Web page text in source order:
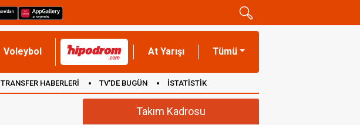
Voleybol At Yarışı Tümü
TRANSFER HABERLERİ TV'DE BUGÜN İSTATİSTİK
Takım Kadrosu